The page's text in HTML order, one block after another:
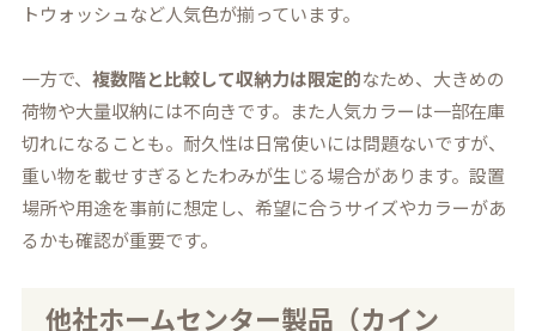
トウォッシュなど人気色が揃っています。
一方で、複数階と比較して収納力は限定的なため、大きめの
荷物や大量収納には不向きです。また人気カラーは一部在庫
切れになることも。耐久性は日常使いには問題ないですが、
重い物を載せすぎるとたわみが生じる場合があります。設置
場所や用途を事前に想定し、希望に合うサイズやカラーがあ
るかも確認が重要です。
他社ホームセンター製品（カイン